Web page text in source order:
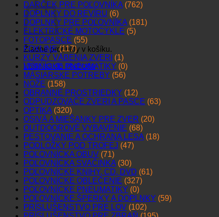
Žiadne produkty v košíku.
Vrátiť sa do obchodu
DARČEK PRE POĽOVNÍKA (762)
DOPLNKY DO REVÍRU (6)
DOPLNKY PRE POĽOVNÍKA (181)
ELEKTRICKÉ MOTOCYKLE (5)
FOTOPASCE (55)
FOXLINE (117)
KURZY VÁBENIA ZVERI (1)
LESNÍCKE PNEUMATIKY (0)
MÄSIARSKE POTREBY (56)
NOŽE (158)
OBRANNÉ PROSTRIEDKY (12)
ODPUDZOVAČE ZVERI A PASCE (63)
OPTIKA (320)
OSIVÁ A MIEŠANKY PRE ZVER (20)
OUTDOOROVÉ VYBAVENIE (68)
PESTOVANIE A OCHRANA LESA (18)
PODLOŽKY POD TROFEJ (47)
POĽOVNÍCKA OBUV (71)
POĽOVNÍCKA SVAČINKA (30)
POĽOVNÍCKE KNIHY, CD, DVD (61)
POĽOVNÍCKE OBLEČENIE (327)
POĽOVNÍCKE PNEUMATIKY (0)
POĽOVNÍCKE ŠPERKY A DOPLNKY (59)
PRÍSLUŠENSTVO PRE LOV (102)